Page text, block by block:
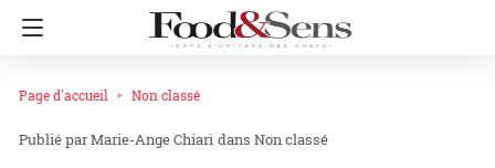
Page d'accueil Non classé
Marie-Ange Chiari dans Non classé